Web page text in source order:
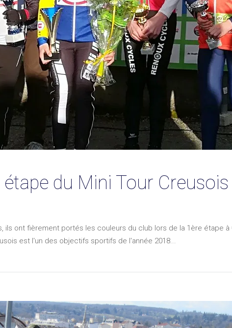
étape du Mini Tour Creusois
ils ont fièrement portés les couleurs du club lors de la 1ère étape à
est l'un des objectifs sportifs de l'année 2018...